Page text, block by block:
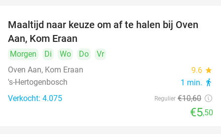
48%
Maaltijd naar keuze om af te halen bij Oven
Aan, Kom Eraan
Morgen Di Wo Do
Vr
Oven Aan, Kom Eraan
9.6 star
's-Hertogenbosch 1 min. directions_walk
Verkocht: 4.075 Regulier €10,60
€5,50